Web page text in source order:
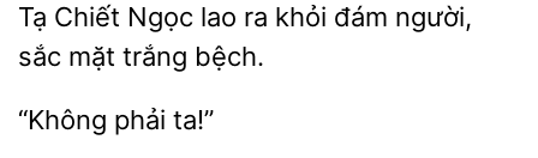
Chiết Ngọc lao ra khỏi đám
sắc
trắng bệch.